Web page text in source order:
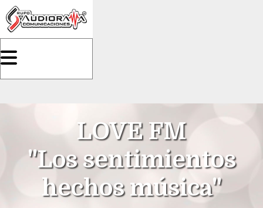
LOVE FM
"Los sentimientos
hechos música"